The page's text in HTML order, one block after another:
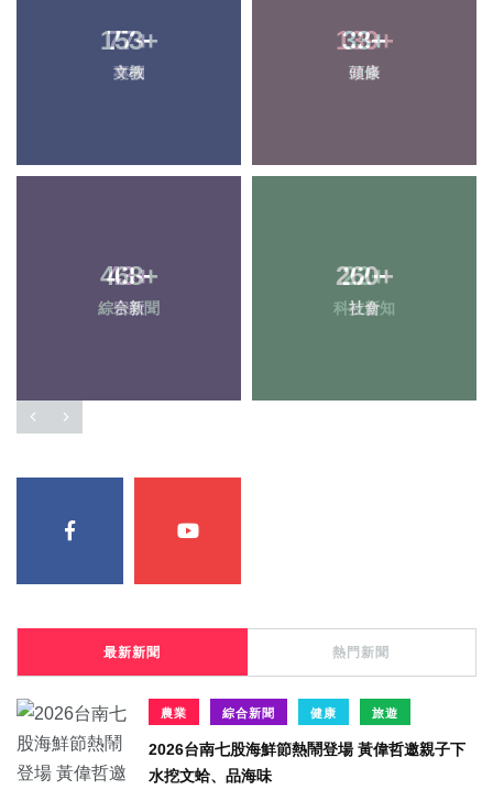
153+
文教
33+
頭條
468+
綜合新聞
260+
社會
最新新聞 熱門新聞
農業 綜合新聞 健康 旅遊
2026台南七股海鮮節熱鬧登場 黃偉哲邀親子下
水挖文蛤、品海味